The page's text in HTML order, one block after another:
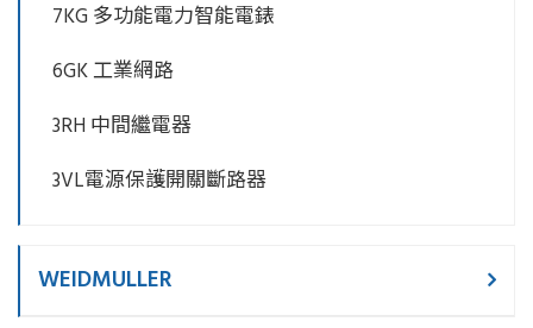
7KG 多功能電力智能電錶
6GK 工業網路
3RH 中間繼電器
3VL電源保護開關斷路器
WEIDMULLER